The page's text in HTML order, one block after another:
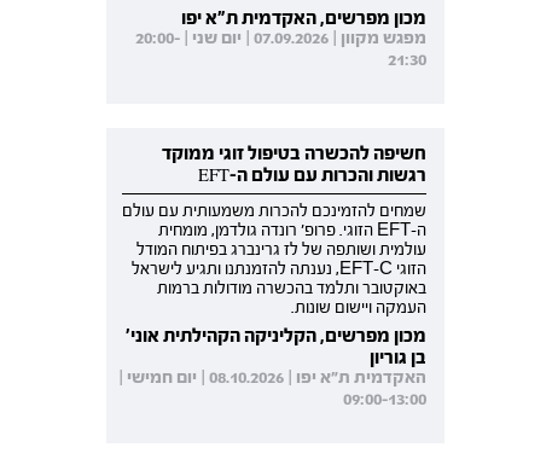
מכון מפרשים, האקדמית ת"א יפו
מפגש מקוון | 07.09.2026 | יום שני | 20:00-
21:30
חשיפה להכשרה בטיפול זוגי ממוקד
רגשות והכרות עם עולם ה-EFT
שמחים להזמינכם להכרות משמעותית עם עולם
ה-EFT הזוגי. פרופ' רונדה גולדמן, מומחית
עולמית ושותפה של לז גרינברג בפיתוח המודל
הזוגי EFT-C, נענתה להזמנתנו ותגיע לישראל
באוקטובר ותלמד בהכשרה מודולות ברמות
העמקה ויישום שונות.
מכון מפרשים, הקליניקה הקהילתית אוני'
בן גוריון
האקדמית ת"א יפו | 08.10.2026 | יום חמישי |
09:00-13:00